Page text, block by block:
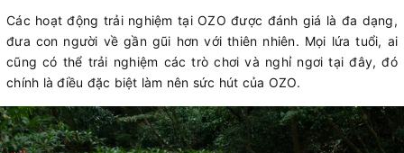
Các hoạt động trải nghiệm tại OZO được đánh giá là đa dạng,
đưa con người về gần gũi hơn với thiên nhiên. Mọi lứa tuổi, ai
cũng có thể trải nghiệm các trò chơi và nghỉ ngơi tại đây, đó
chính là điều đặc biệt làm nên sức hút của OZO.